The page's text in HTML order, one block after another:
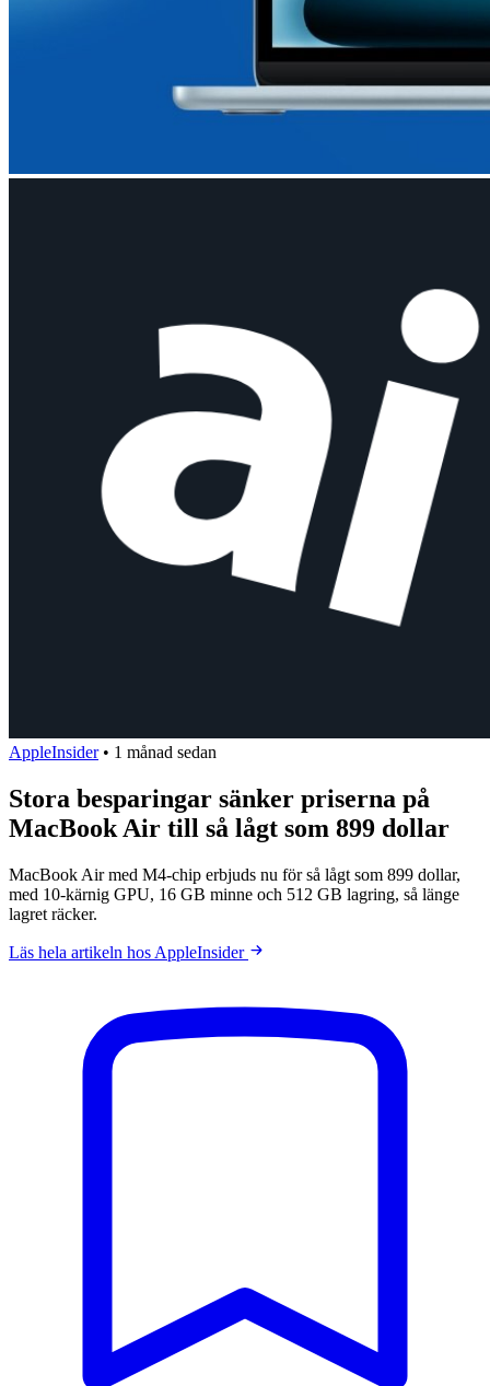
AppleInsider • 1 månad sedan
Stora besparingar sänker priserna på
MacBook Air till så lågt som 899 dollar
MacBook Air med M4-chip erbjuds nu för så lågt som 899 dollar,
med 10-kärnig GPU, 16 GB minne och 512 GB lagring, så länge
lagret räcker.
Läs hela artikeln hos AppleInsider